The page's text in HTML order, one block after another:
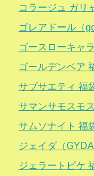
コラージュ ガリ
ゴレアドール（
ゴースローキャ
ゴールデンベア
サブサエティ 福
サマンサモスモ
サムソナイト 福
ジェイダ（
ジェラートピケ